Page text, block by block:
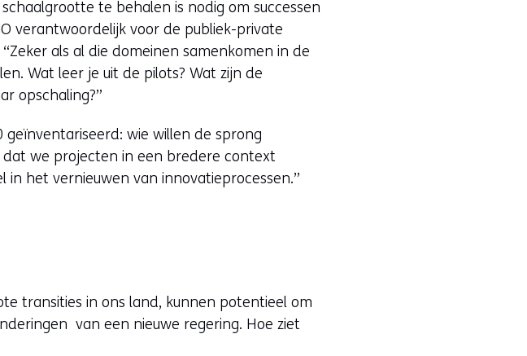
te behalen is nodig om successen
verantwoordelijk voor de publiek-private
als al die domeinen samenkomen in de
Wat leer je uit de pilots? Wat zijn de
opschaling?”
geïnventariseerd: wie willen de sprong
dat we projecten in een bredere context
in het vernieuwen van innovatieprocessen.”
transities in ons land, kunnen potentieel om
van een nieuwe regering. Hoe ziet